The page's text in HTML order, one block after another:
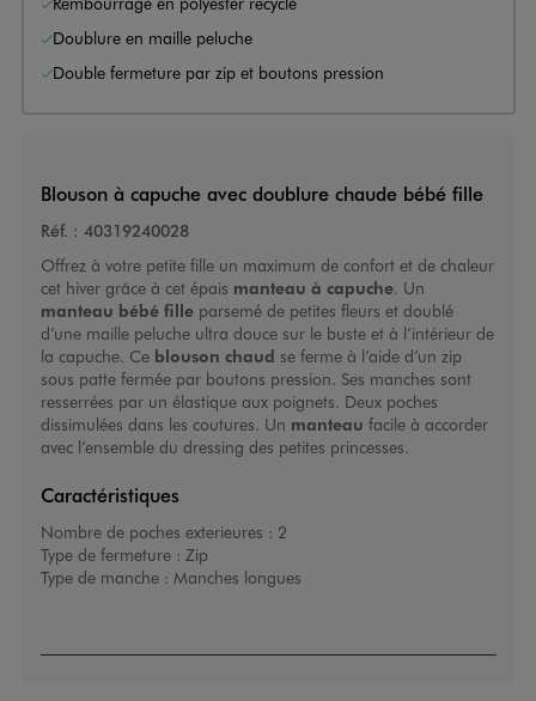
Doublure en maille peluche
Double fermeture par zip et boutons pression
Blouson à capuche avec doublure chaude bébé fille
Réf. : 40319240028
Offrez à votre petite fille un maximum de confort et de chaleur
cet hiver grâce à cet épais manteau à capuche. Un
manteau bébé filleparsemé de petites fleurs et doublé
d’une maille peluche ultra douce sur le buste et à l’intérieur de
la capuche. Ce blouson chaud se ferme à l’aide d’un zip
sous patte fermée par boutons pression. Ses manches sont
resserrées par un élastique aux poignets. Deux poches
dissimulées dans les coutures. Un manteau facile à accorder
avec l’ensemble du dressing des petites princesses.
Caractéristiques
Nombre de poches exterieures : 2
Type de fermeture : Zip
Type de manche : Manches longues